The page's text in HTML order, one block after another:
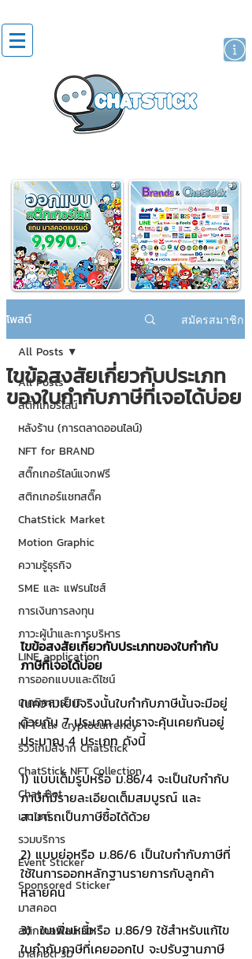
โพสต์ สมัครสมาชิก
All Posts
สติกเกอร์ไลน์
หลังร้าน (การตลาดออนไลน์)
NFT for BRAND
สติ๊กเกอร์ไลน์แจกฟรี
สติกเกอร์แชทสติ๊ค
ChatStick Market
Motion Graphic
ความรู้ธุรกิจ
SME และ แฟรนไชส์
การเงินการลงทุน
ภาวะผู้นำและการบริหาร
LINE application
การออกแบบและดีไซน์
เทคนิคสาระ IT
NFT และ Cryptocurrency
รีวิวเกมส์จาก ChatStick
ChatStick NFT Collection
Chat Bot
เวบไซต์
รวมบริการ
Event Sticker
Sponsored Sticker
มาสคอต
สติกเกอร์ไลน์ 3D
มาสคอต 3D
All Posts
ไขข้อสงสัยเกี่ยวกับประเภท
ของใบกำกับภาษีที่เจอได้บ่อย
ไขข้อสงสัยเกี่ยวกับประเภทของใบกำกับ
ภาษีที่เจอได้บ่อย
ในความเป็นจริงนั้นใบกำกับภาษีนั้นจะมีอยู่
ด้วยกัน 7 ประเภท แต่เราจะคุ้นเคยกันอยู่
ประมาณ 4 ประเภท ดังนี้
1) แบบเต็มรูปหรือ ม.86/4 จะเป็นใบกำกับ
ภาษีที่มีรายละเอียดเต็มสมบูรณ์ และ
สามารถเป็นภาษีซื้อได้ด้วย
2) แบบย่อหรือ ม.86/6 เป็นใบกำกับภาษีที่
ใช้ในการออกหลักฐานรายการกับลูกค้า
หลายคน
3)  ใบเพิ่มหนี้หรือ ม.86/9 ใช้สำหรับแก้ไข
ใบกำกับภาษีที่เคยออกไป จะปรับฐานภาษี